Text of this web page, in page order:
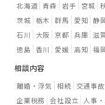
北海道 青森 岩手 宮城
茨城 栃木 群馬 愛知 静
石川
大阪 京都 兵庫 滋
徳島 香川 愛媛 高知 福
相談内容
離婚・浮気 相続 交通事故
企業税務 会社設立 人事